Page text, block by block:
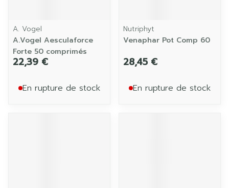
A. Vogel
A.Vogel Aesculaforce
Forte 50 comprimés
22,39 €
En rupture de stock
Nutriphyt
Venaphar Pot Comp 60
28,45 €
En rupture de stock